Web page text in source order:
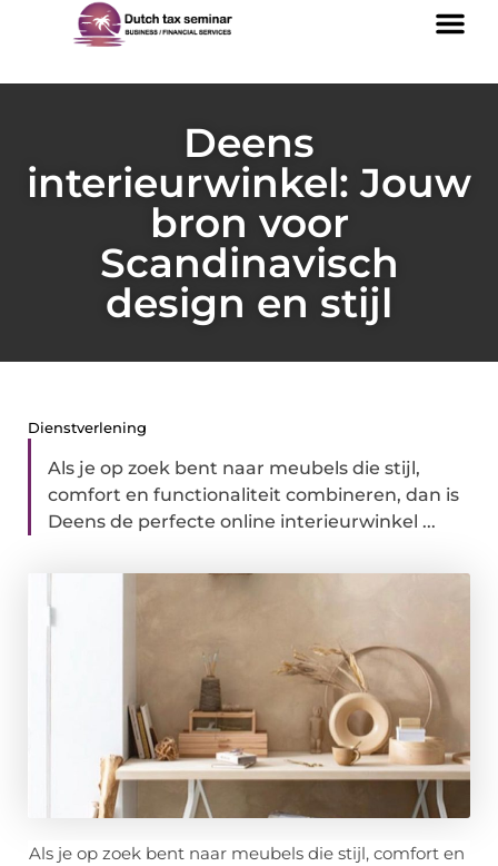
Deens
interieurwinkel: Jouw
bron voor
Scandinavisch
design en stijl
Dienstverlening
Als je op zoek bent naar meubels die stijl,
comfort en functionaliteit combineren, dan is
Deens de perfecte online interieurwinkel ...
Als je op zoek bent naar meubels die stijl, comfort en